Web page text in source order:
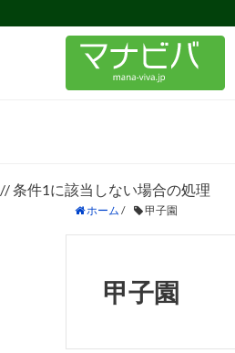
// 条件1に該当しない場合の処理
ホーム / 甲子園
甲子園